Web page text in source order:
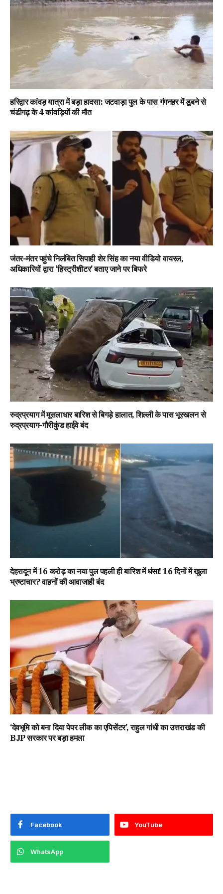
हरिद्वार कांवड़ यात्रा में बड़ा हादसा: जटवाड़ा पुल के पास गंगनहर में डूबने से
चंडीगढ़ के 4 कांवड़ियों की मौत
जंतर-मंतर पहुंचे निलंबित सिपाही शेर सिंह का नया वीडियो वायरल,
अधिकारियों द्वारा ‘हिस्ट्रीशीटर’ बताए जाने पर बिफरे
रुद्रप्रयाग में मूसलाधार बारिश से बिगड़े हालात, शिल्ली के पास भूस्खलन से
रुद्रप्रयाग-गौरीकुंड हाईवे बंद
देहरादून में 16 करोड़ का नया पुल पहली ही बारिश में धंसा! 16 दिनों में खुला
भ्रष्टाचार? वाहनों की आवाजाही बंद
‘देवभूमि को बना दिया पेपर लीक का एपिसेंटर’, राहुल गांधी का उत्तराखंड की
BJP सरकार पर बड़ा हमला
Facebook YouTube
WhatsApp